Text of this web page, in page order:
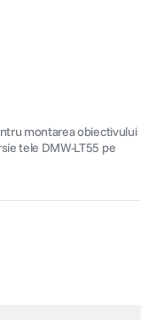
montarea obiectivului
tele DMW-LT55 pe